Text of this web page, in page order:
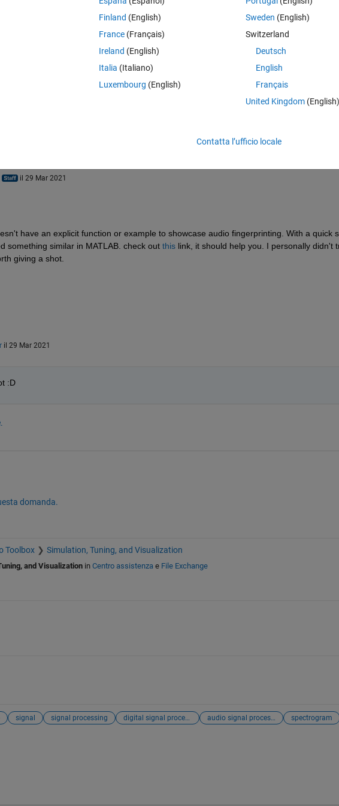
Accedi per rispondere a
il 29 Mar 2021
have an explicit function or example to showcase audio fingerprinting. With a quick
something similar in MATLAB. check out this link, it should help you. I personally didn't
giving a shot.
il 29 Mar 2021
:D
domanda.
Toolbox Simulation, Tuning, and Visualization
and Visualizationin Centro assistenzae File Exchange
signal signal processing digital signal processing audio signal processing spectrogram
Finland (English)
France (Français)
Ireland (English)
Italia (Italiano)
Luxembourg (English)
Sweden (English)
Switzerland
Deutsch
English
Français
United Kingdom(English)
Contatta l’ufficio locale